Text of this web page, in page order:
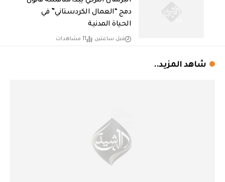
دمج “العمال الكردستاني” في
الحياة المدنية
قبل ساعتين 11 مشاهدات
شاهد المزيد..